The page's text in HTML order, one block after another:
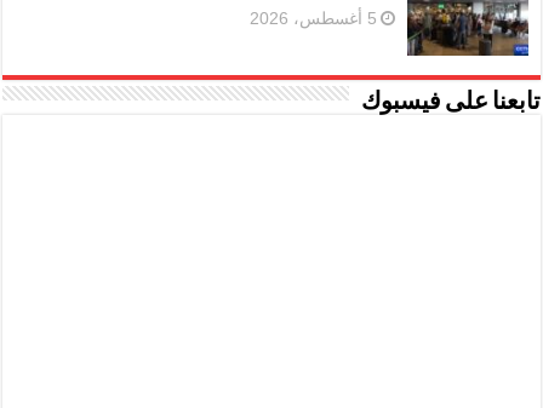
5 أغسطس، 2026
تابعنا على فيسبوك